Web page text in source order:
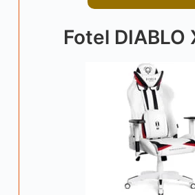
Fotel DIABLO